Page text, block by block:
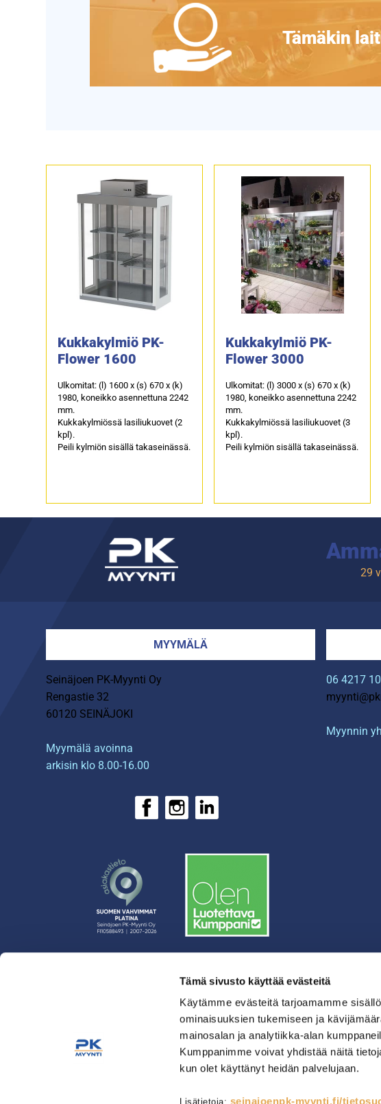
Tämä sivusto käyttää evästeitä
Käytämme evästeitä tarjoamamme
ominaisuuksien tukemiseen ja
mainosalan ja analytiikka-alan
Kumppanimme voivat yhdistää näitä
kun olet käyttänyt heidän palvelujaan.
Lisätietoja: seinajoenpk-myynti.fi/
Tämäkin
Kukkakylmiö PK-
Flower 1600
Ulkomitat: (l) 1600 x (s) 670 x (k)
1980, koneikko asennettuna 2242
mm.
Kukkakylmiössä lasiliukuovet (2
kpl).
Peili kylmiön sisällä takaseinässä.
Kukkakylmiö PK-
Flower 3000
Ulkomitat: (l) 3000 x (s) 670 x (k)
1980, koneikko asennettuna 2242
mm.
Kukkakylmiössä lasiliukuovet (3
kpl).
Peili kylmiön sisällä takaseinässä.
29
MYYMÄLÄ
Seinäjoen PK-Myynti Oy
Rengastie 32
60120 SEINÄJOKI
Myymälä avoinna
arkisin klo 8.00-16.00
06 4217
Myynnin
› Yritys
› Yhteystiedot